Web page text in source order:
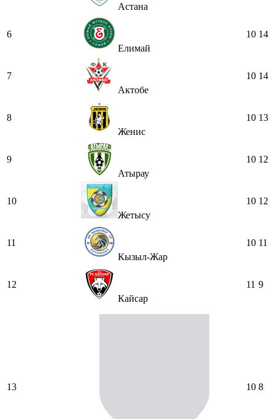
Астана
6
Елимай
10 14
7
Актобе
10 14
8
Женис
10 13
9
Атырау
10 12
10
Жетысу
10 12
11
Кызыл-Жар
10 11
12
Кайсар
11 9
13 10 8